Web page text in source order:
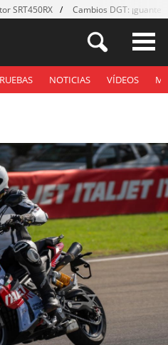
SRT450RX Cambios DGT: ¡guantes!
NOTICIAS VÍDEOS